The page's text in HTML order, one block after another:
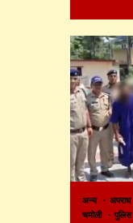
अन्य अपराध
चमोली
पुलिस